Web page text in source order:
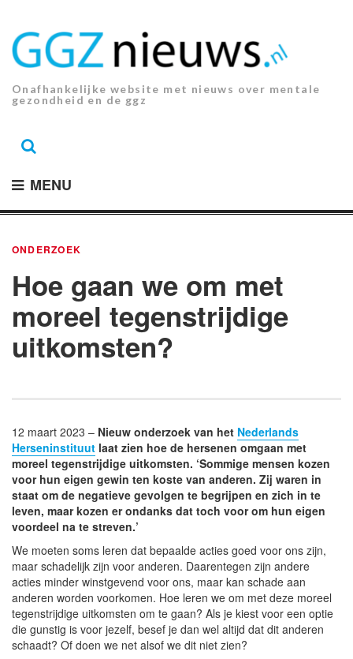
inhoud.
Onafhankelijke website met nieuws over mentale
gezondheid en de ggz
MENU
ONDERZOEK
Hoe gaan we om met
moreel tegenstrijdige
uitkomsten?
12 maart 2023 – Nieuw onderzoek van het Nederlands
Herseninstituut laat zien hoe de hersenen omgaan met
moreel tegenstrijdige uitkomsten. ‘Sommige mensen kozen
voor hun eigen gewin ten koste van anderen. Zij waren in
staat om de negatieve gevolgen te begrijpen en zich in te
leven, maar kozen er ondanks dat toch voor om hun eigen
voordeel na te streven.’
We moeten soms leren dat bepaalde acties goed voor ons zijn,
maar schadelijk zijn voor anderen. Daarentegen zijn andere
acties minder winstgevend voor ons, maar kan schade aan
anderen worden voorkomen. Hoe leren we om met deze moreel
tegenstrijdige uitkomsten om te gaan? Als je kiest voor een optie
die gunstig is voor jezelf, besef je dan wel altijd dat dit anderen
schaadt? Of doen we net alsof we dit niet zien?